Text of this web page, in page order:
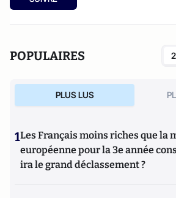
française" Editions Fauves
POPULAIRES
PLUS LUS
1Les Français moins riches que la
européenne pour la 3e année
ira le grand déclassement ?